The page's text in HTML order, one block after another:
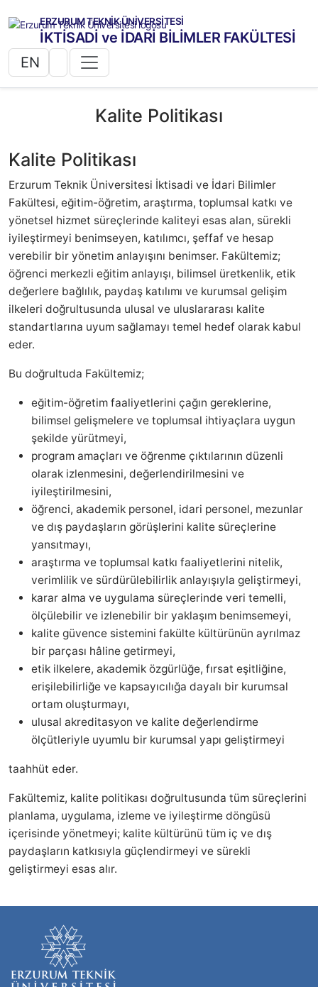
ERZURUM TEKNİK ÜNİVERSİTESİ
İKTİSADİ ve İDARİ BİLİMLER FAKÜLTESİ
EN
Kalite Politikası
Kalite Politikası
Erzurum Teknik Üniversitesi İktisadi ve İdari Bilimler
Fakültesi, eğitim-öğretim, araştırma, toplumsal katkı ve
yönetsel hizmet süreçlerinde kaliteyi esas alan, sürekli
iyileştirmeyi benimseyen, katılımcı, şeffaf ve hesap
verebilir bir yönetim anlayışını benimser. Fakültemiz;
öğrenci merkezli eğitim anlayışı, bilimsel üretkenlik, etik
değerlere bağlılık, paydaş katılımı ve kurumsal gelişim
ilkeleri doğrultusunda ulusal ve uluslararası kalite
standartlarına uyum sağlamayı temel hedef olarak kabul
eder.
Bu doğrultuda Fakültemiz;
eğitim-öğretim faaliyetlerini çağın gereklerine,
bilimsel gelişmelere ve toplumsal ihtiyaçlara uygun
şekilde yürütmeyi,
program amaçları ve öğrenme çıktılarının düzenli
olarak izlenmesini, değerlendirilmesini ve
iyileştirilmesini,
öğrenci, akademik personel, idari personel, mezunlar
ve dış paydaşların görüşlerini kalite süreçlerine
yansıtmayı,
araştırma ve toplumsal katkı faaliyetlerini nitelik,
verimlilik ve sürdürülebilirlik anlayışıyla geliştirmeyi,
karar alma ve uygulama süreçlerinde veri temelli,
ölçülebilir ve izlenebilir bir yaklaşım benimsemeyi,
kalite güvence sistemini fakülte kültürünün ayrılmaz
bir parçası hâline getirmeyi,
etik ilkelere, akademik özgürlüğe, fırsat eşitliğine,
erişilebilirliğe ve kapsayıcılığa dayalı bir kurumsal
ortam oluşturmayı,
ulusal akreditasyon ve kalite değerlendirme
ölçütleriyle uyumlu bir kurumsal yapı geliştirmeyi
taahhüt eder.
Fakültemiz, kalite politikası doğrultusunda tüm süreçlerini
planlama, uygulama, izleme ve iyileştirme döngüsü
içerisinde yönetmeyi; kalite kültürünü tüm iç ve dış
paydaşların katkısıyla güçlendirmeyi ve sürekli
geliştirmeyi esas alır.